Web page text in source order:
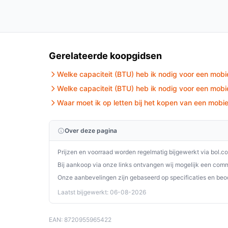
Controleer vooraf of de snoerlengte van
Gebruik de verstelbare luchtuitlaat om de
vooral in kleinere ruimtes.
Bij ontvochtigingsgebruik: controleer in de
geregeld is en volg de instructies.
Zet de unit op stevige, vlakke ondergrond
afvoerslang naar buiten met de
knipperlichten volgens de handleiding.
Concrete checks voor de handleiding/specs:
Gerelateerde koopgidsen
Welke capaciteit (BTU) heb ik nodig voor een
Welke capaciteit (BTU) heb ik nodig voor een
Waar moet ik op letten bij het kopen van een
Over deze pagina
Prijzen en voorraad worden regelmatig bijgewerkt via
Bij aankoop via onze links ontvangen wij mogelijk een
Onze aanbevelingen zijn gebaseerd op specificaties en
Laatst bijgewerkt: 06-08-2026
EAN: 8720955965422